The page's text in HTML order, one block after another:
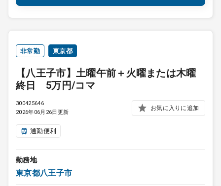
非常勤 東京都
【八王子市】土曜午前＋火曜または木曜
終日 5万円/コマ
300425646
2026年06月26日更新
お気に入りに追加
通勤便利
勤務地
東京都八王子市